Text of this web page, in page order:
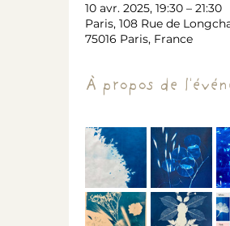
10 avr. 2025, 19:30 – 21:30
Paris, 108 Rue de
75016 Paris, France
À propos de